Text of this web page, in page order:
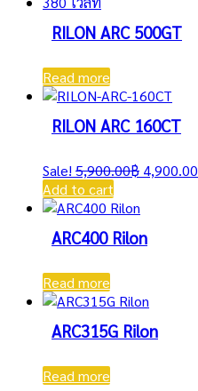
RILON ARC 500GT
Read more
RILON ARC 160CT
Sale! 5,900.00฿ Original
4,900.00
Add to cart
ARC400 Rilon
Read more
ARC315G Rilon
Read more